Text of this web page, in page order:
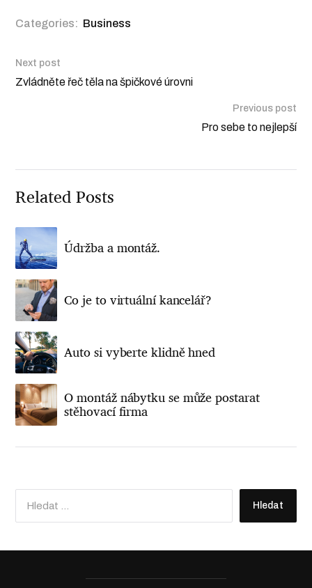
Categories: Business
Next post
Zvládněte řeč těla na špičkové úrovni
Previous post
Pro sebe to nejlepší
Related Posts
Údržba a montáž.
Co je to virtuální kancelář?
Auto si vyberte klidně hned
O montáž nábytku se může postarat
stěhovací firma
V
l
á